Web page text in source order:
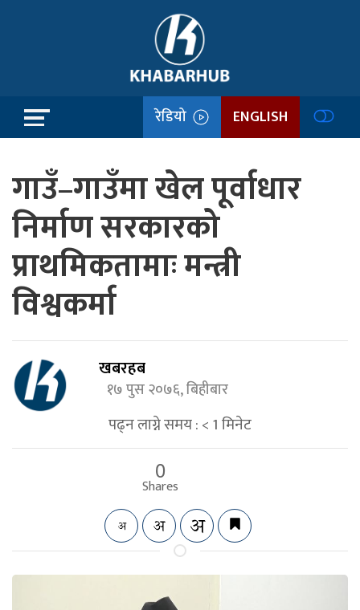
रेडियो ENGLISH
गाउँ–गाउँमा खेल पूर्वाधार
निर्माण सरकारको
प्राथमिकतामाः मन्त्री
विश्वकर्मा
खबरहब
१७ पुस २०७६, बिहीबार
पढ्न लाग्ने समय :< 1मिनेट
0
Shares